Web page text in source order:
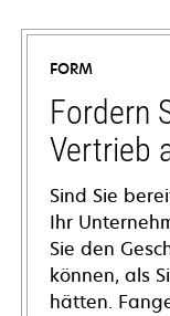
FORM
Fordern
Vertrieb
Sind Sie
Ihr
Sie den
können, als
hätten.